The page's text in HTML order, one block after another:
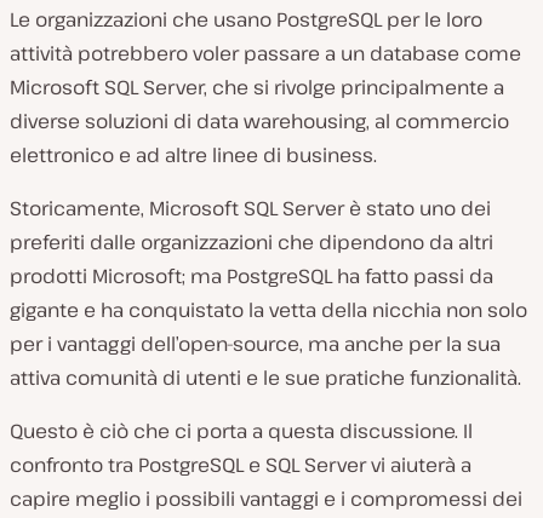
Le organizzazioni che usano PostgreSQL per le loro
attività potrebbero voler passare a un database come
Microsoft SQL Server, che si rivolge principalmente a
diverse soluzioni di data warehousing, al commercio
elettronico e ad altre linee di business.
Storicamente, Microsoft SQL Server è stato uno dei
preferiti dalle organizzazioni che dipendono da altri
prodotti Microsoft; ma PostgreSQL ha fatto passi da
gigante e ha conquistato la vetta della nicchia non solo
per i vantaggi dell’open-source, ma anche per la sua
attiva comunità di utenti e le sue pratiche funzionalità.
Questo è ciò che ci porta a questa discussione. Il
confronto tra PostgreSQL e SQL Server vi aiuterà a
capire meglio i possibili vantaggi e i compromessi dei